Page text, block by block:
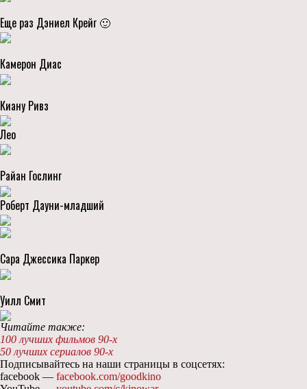
Еще раз Дэниел Крейг 🙂
Камерон Диас
Киану Ривз
Лео
Райан Гослинг
Роберт Дауни-младший
Сара Джессика Паркер
Уилл Смит
Читайте также:
100 лучших фильмов 90-х
50 лучших сериалов 90-х
Подписывайтесь на наши страницы в соцсетях:
facebook — facebook.com/goodkino